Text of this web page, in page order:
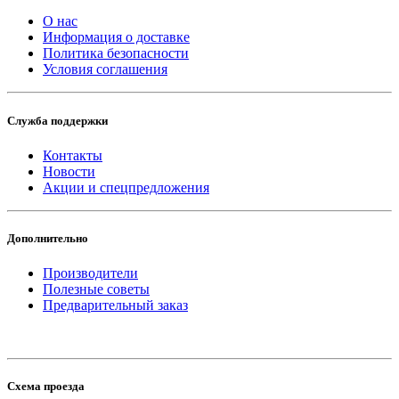
О нас
Информация о доставке
Политика безопасности
Условия соглашения
Служба поддержки
Контакты
Новости
Акции и спецпредложения
Дополнительно
Производители
Полезные советы
Предварительный заказ
Схема проезда